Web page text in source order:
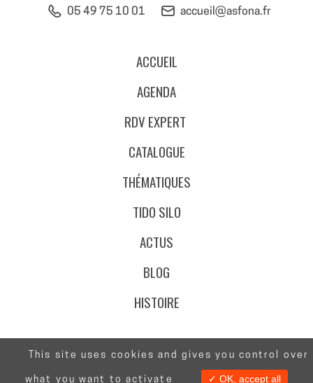
05 49 75 10 01 accueil@asfona.fr
ACCUEIL
AGENDA
RDV EXPERT
CATALOGUE
THÉMATIQUES
TIDO SILO
ACTUS
BLOG
HISTOIRE
This site uses cookies and gives you control over
what you want to activate ✓ OK, accept all